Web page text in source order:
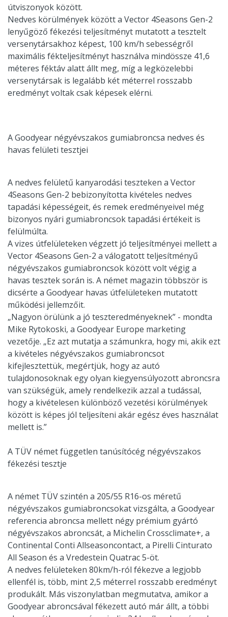
útviszonyok között.
Nedves körülmények között a Vector 4Seasons Gen-2
lenyűgöző fékezési teljesítményt mutatott a tesztelt
versenytársakhoz képest, 100 km/h sebességről
maximális fékteljesítményt használva mindössze 41,6
méteres féktáv alatt állt meg, míg a legközelebbi
versenytársak is legalább két méterrel rosszabb
eredményt voltak csak képesek elérni.
A Goodyear négyévszakos gumiabroncsa nedves és
havas felületi tesztjei
A nedves felületű kanyarodási teszteken a Vector
4Seasons Gen-2 bebizonyította kivételes nedves
tapadási képességeit, és remek eredményeivel még
bizonyos nyári gumiabroncsok tapadási értékeit is
felülmúlta.
A vizes útfelületeken végzett jó teljesítményei mellett a
Vector 4Seasons Gen-2 a válogatott teljesítményű
négyévszakos gumiabroncsok között volt végig a
havas tesztek során is. A német magazin többször is
dicsérte a Goodyear havas útfelületeken mutatott
működési jellemzőit.
„Nagyon örülünk a jó teszteredményeknek” - mondta
Mike Rytokoski, a Goodyear Europe marketing
vezetője. „Ez azt mutatja a számunkra, hogy mi, akik ezt
a kivételes négyévszakos gumiabroncsot
kifejlesztettük, megértjük, hogy az autó
tulajdonosoknak egy olyan kiegyensúlyozott abroncsra
van szükségük, amely rendelkezik azzal a tudással,
hogy a kivételesen különböző vezetési körülmények
között is képes jól teljesíteni akár egész éves használat
mellett is.”
A TÜV német független tanúsítócég négyévszakos
fékezési tesztje
A német TÜV szintén a 205/55 R16-os méretű
négyévszakos gumiabroncsokat vizsgálta, a Goodyear
referencia abroncsa mellett négy prémium gyártó
négyévszakos abroncsát, a Michelin Crossclimate+, a
Continental Conti Allseasoncontact, a Pirelli Cinturato
All Season és a Vredestein Quatrac 5-öt.
A nedves felületeken 80km/h-ról fékezve a legjobb
ellenfél is, több, mint 2,5 méterrel rosszabb eredményt
produkált. Más viszonylatban megmutatva, amikor a
Goodyear abroncsával fékezett autó már állt, a többi